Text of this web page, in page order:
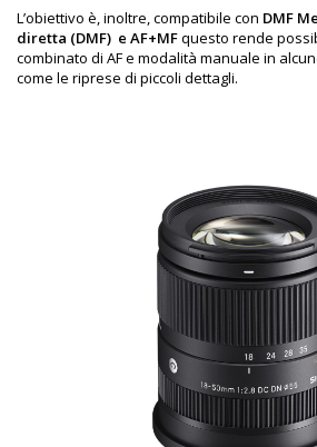
L’obiettivo è, inoltre, compatibile con DMF
diretta (DMF) e AF+MFquesto rende
combinato di AFe modalità manuale in
come le riprese di piccoli dettagli.